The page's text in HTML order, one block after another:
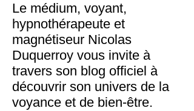
Le médium, voyant,
hypnothérapeute et
magnétiseur Nicolas
Duquerroy vous invite à
travers son blog officiel à
découvrir son univers de la
voyance et de bien-être.